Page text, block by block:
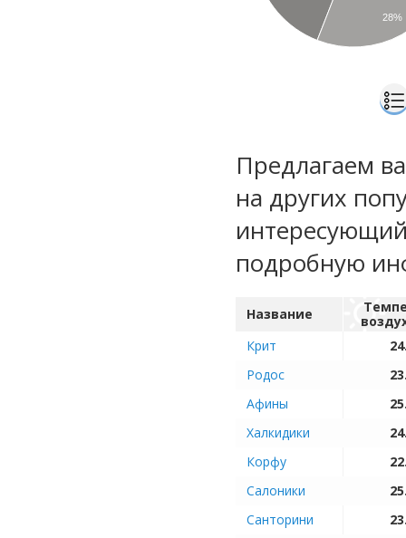
28%
Предлагаем
на других
подробную
Название
Крит
Родос
Афины
Халкидики
Корфу
Салоники
Санторини